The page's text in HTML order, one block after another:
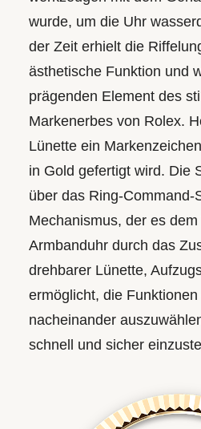
wurde, um die Uhr
der Zeit erhielt die
ästhetische Funktion und
prägenden Element des
Markenerbes von Rolex.
Lünette ein
in Gold gefertigt wird. Die
über das Ring-Command-
Mechanismus, der es
Armbanduhr durch das
drehbarer Lünette,
ermöglicht, die
nacheinander
schnell und sicher